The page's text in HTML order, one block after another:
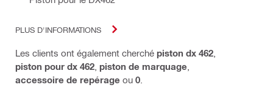
PLUS D'INFORMATIONS
Les clients ont également cherché piston dx 462
piston pour dx 462 piston de marquage
accessoire de repérage ou 0